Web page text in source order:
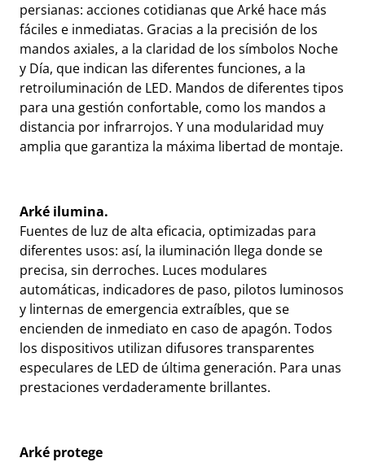
persianas: acciones cotidianas que Arké hace más
fáciles e inmediatas. Gracias a la precisión de los
mandos axiales, a la claridad de los símbolos Noche
y Día, que indican las diferentes funciones, a la
retroiluminación de LED. Mandos de diferentes tipos
para una gestión confortable, como los mandos a
distancia por infrarrojos. Y una modularidad muy
amplia que garantiza la máxima libertad de montaje.
Arké ilumina.
Fuentes de luz de alta eficacia, optimizadas para
diferentes usos: así, la iluminación llega donde se
precisa, sin derroches. Luces modulares
automáticas, indicadores de paso, pilotos luminosos
y linternas de emergencia extraíbles, que se
encienden de inmediato en caso de apagón. Todos
los dispositivos utilizan difusores transparentes
especulares de LED de última generación. Para unas
prestaciones verdaderamente brillantes.
Arké protege